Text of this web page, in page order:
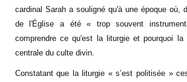
cardinal Sarah a souligné qu'à une époque où,
de l'Église a été « trop souvent
comprendre ce qu'est la liturgie et pourquoi
centrale du culte divin.
Constatant que la liturgie « s’est politisée »